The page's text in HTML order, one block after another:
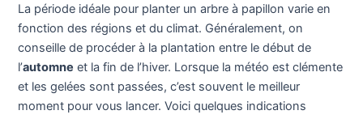
La période idéale pour planter un arbre à papillon varie en
fonction des régions et du climat. Généralement, on
conseille de procéder à la plantation entre le début de
l’automne et la fin de l’hiver. Lorsque la météo est clémente
et les gelées sont passées, c’est souvent le meilleur
moment pour vous lancer. Voici quelques indications